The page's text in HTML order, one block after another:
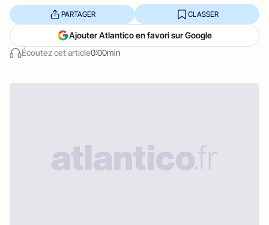
Écoutez cet article0:00min
PARTAGER CLASSER
Ajouter Atlantico en favori sur Google